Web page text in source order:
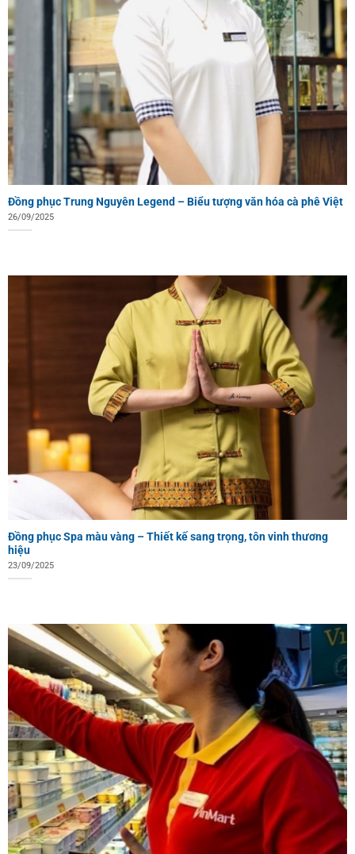
Đồng phục Trung Nguyên Legend – Biểu tượng văn hóa cà phê Việt
26/09/2025
Đồng phục Spa màu vàng – Thiết kế sang trọng, tôn vinh thương
hiệu
23/09/2025